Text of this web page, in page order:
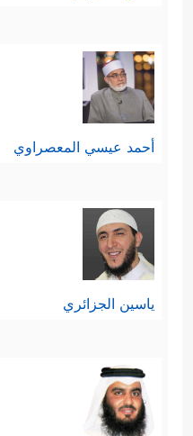
أحمد عيسي المعصراوي
ياسين الجزائري